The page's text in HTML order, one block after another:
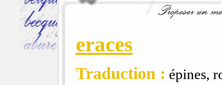
eraces
Traduction : épines,